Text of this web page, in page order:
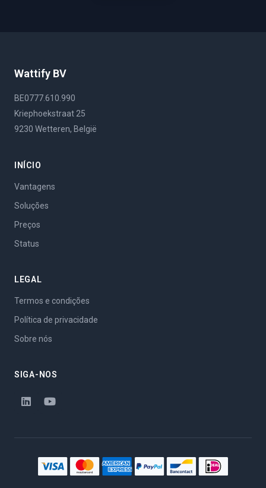
Wattify BV
BE0777.610.990
Kriephoekstraat 25
9230 Wetteren, België
INÍCIO
Vantagens
Soluções
Preços
Status
LEGAL
Termos e condições
Política de privacidade
Sobre nós
SIGA-NOS